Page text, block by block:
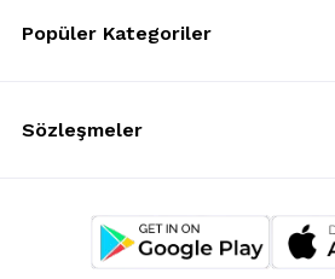
Popüler Kategoriler
Sözleşmeler